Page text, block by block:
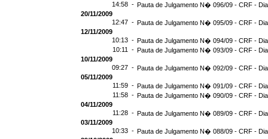
14:58 - Pauta de Julgamento N� 096/09 - CRF -
20/11/2009
12:47 - Pauta de Julgamento N� 095/09 - CRF -
12/11/2009
10:13 - Pauta de Julgamento N� 094/09 - CRF -
10:11 - Pauta de Julgamento N� 093/09 - CRF -
10/11/2009
09:27 - Pauta de Julgamento N� 092/09 - CRF -
05/11/2009
11:59 - Pauta de Julgamento N� 091/09 - CRF -
11:58 - Pauta de Julgamento N� 090/09 - CRF -
04/11/2009
11:28 - Pauta de Julgamento N� 089/09 - CRF -
03/11/2009
10:33 - Pauta de Julgamento N� 088/09 - CRF -